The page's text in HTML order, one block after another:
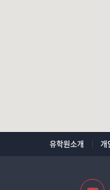
유학원소개 개